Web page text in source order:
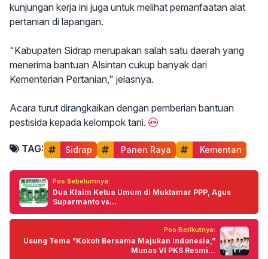
kunjungan kerja ini juga untuk melihat pemanfaatan alat
pertanian di lapangan.
"Kabupaten Sidrap merupakan salah satu daerah yang
menerima bantuan Alsintan cukup banyak dari
Kementerian Pertanian," jelasnya.
Acara turut dirangkaikan dengan pemberian bantuan
pestisida kepada kelompok tani.
TAG: Sidrap Panen Raya Kementan
Pos Sebelumnya:
Dua Klaim Ketua Umum di Muktamar PPP, Agus
Suparmanto vs...
Pos Berikutnya:
Usung Tema "Kokoh Bersama Majukan Indonesia,”
Munas VI PKS Resmi...